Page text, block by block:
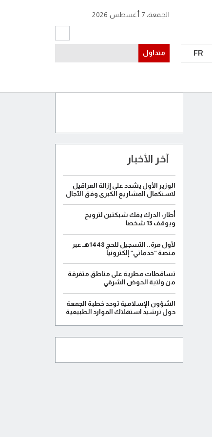
FR
الجمعة، 7 أغسطس 2026
متداول
آخر الأخبار
الوزير الأول يشدد على إزالة العراقيل
لاستكمال المشاريع الكبرى وفق الآجال
أطار: الدرك يفك شبكتين لترويج
ويوقف 13 شخصا
لأول مرة.. التسجيل للحج 1448هـ عبر
منصة “خدماتي” إلكترونيا
تساقطات مطرية على مناطق متفرقة
من ولاية الحوض الشرقي
الشؤون الإسلامية توحد خطبة الجمعة
حول ترشيد استهلاك الموارد الطبيعية